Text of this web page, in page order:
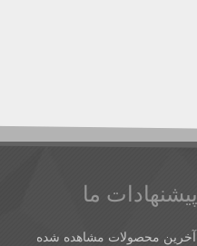
پیشنهادات ما
آخرین محصولات مشاهده شده